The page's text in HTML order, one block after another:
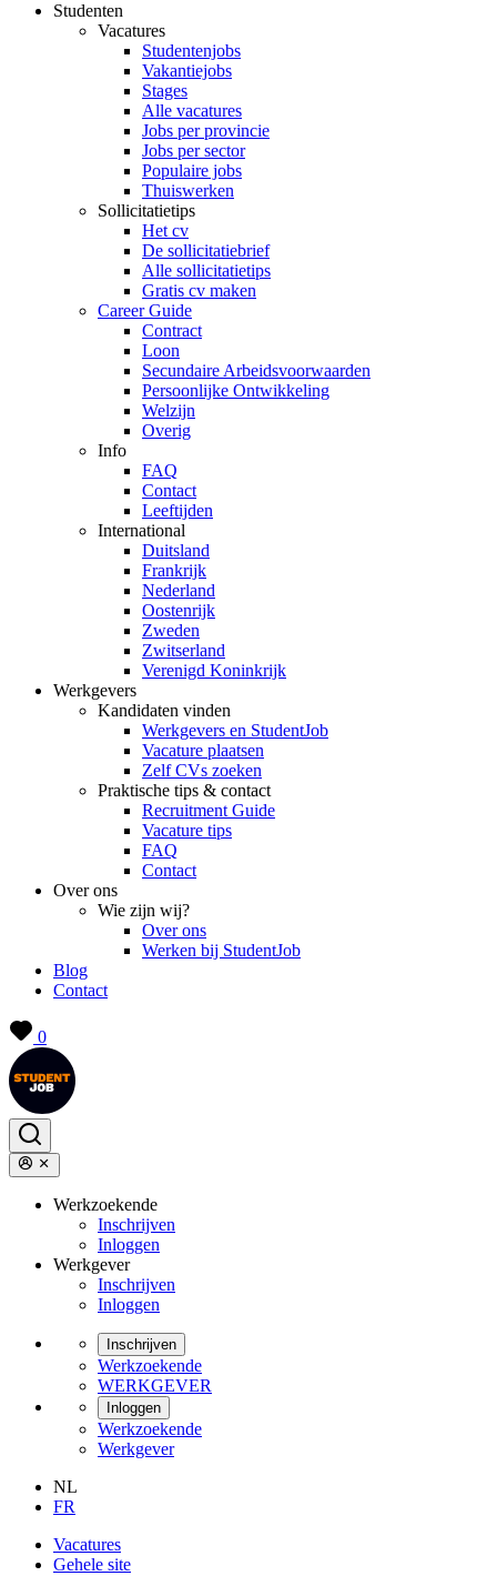
Studenten
Vacatures
Studentenjobs
Vakantiejobs
Stages
Alle vacatures
Jobs per provincie
Jobs per sector
Populaire jobs
Thuiswerken
Sollicitatietips
Het cv
De sollicitatiebrief
Alle sollicitatietips
Gratis cv maken
Career Guide
Contract
Loon
Secundaire Arbeidsvoorwaarden
Persoonlijke Ontwikkeling
Welzijn
Overig
Info
FAQ
Contact
Leeftijden
International
Duitsland
Frankrijk
Nederland
Oostenrijk
Zweden
Zwitserland
Verenigd Koninkrijk
Werkgevers
Kandidaten vinden
Werkgevers en StudentJob
Vacature plaatsen
Zelf CVs zoeken
Praktische tips & contact
Recruitment Guide
Vacature tips
FAQ
Contact
Over ons
Wie zijn wij?
Over ons
Werken bij StudentJob
Blog
Contact
0
Werkzoekende
Inschrijven
Inloggen
Werkgever
Inschrijven
Inloggen
Inschrijven
Werkzoekende
WERKGEVER
Inloggen
Werkzoekende
Werkgever
NL
FR
Vacatures
Gehele site